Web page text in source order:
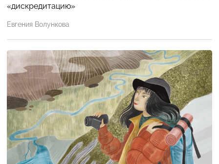
«дискредитацию»
Евгения Волункова